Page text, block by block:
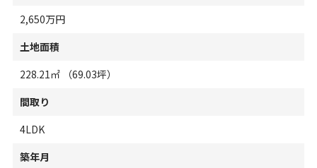
2,650万円
土地面積
228.21㎡ （69.03坪）
間取り
4LDK
築年月